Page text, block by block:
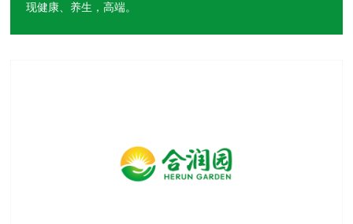
现健康、养生，高端。